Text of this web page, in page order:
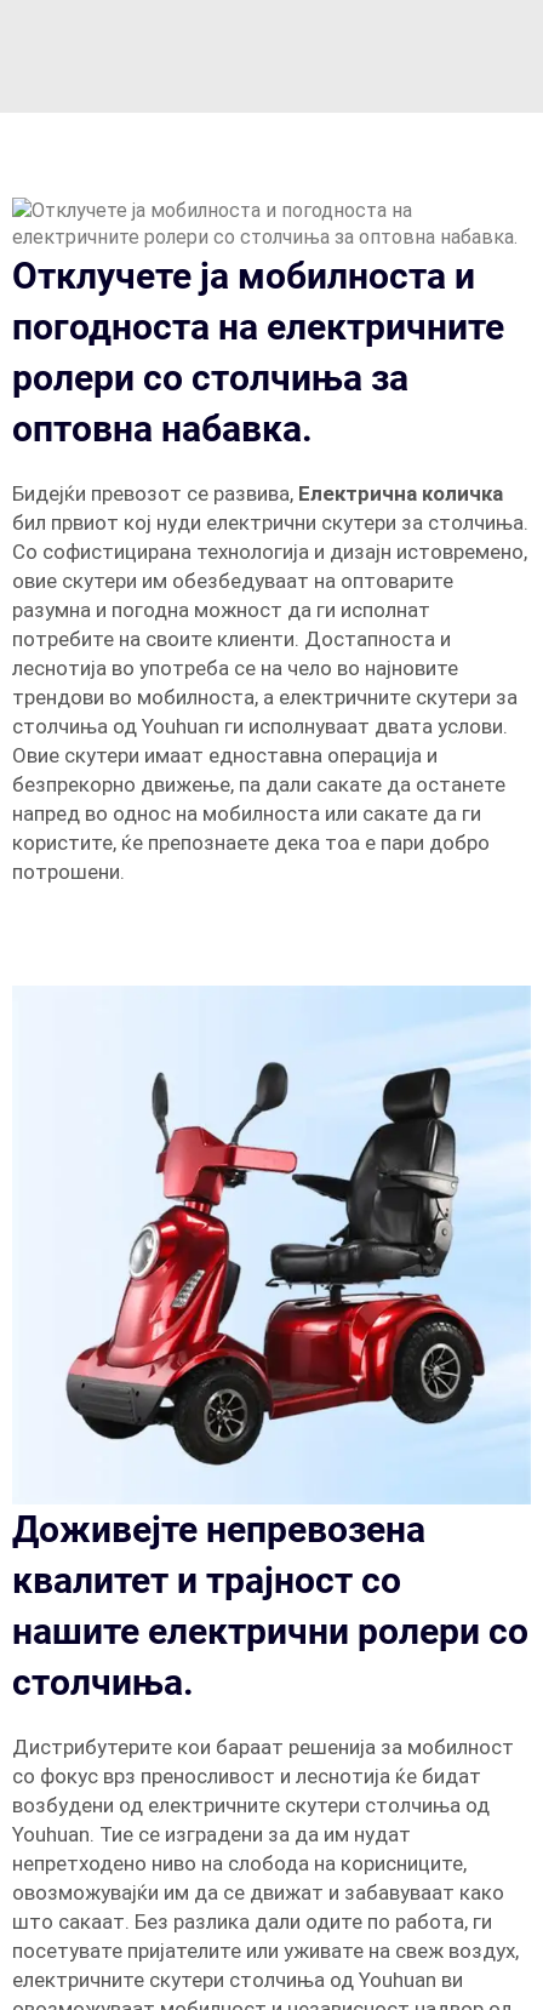
Отклучете ја мобилноста и
погодноста на електричните
ролери со столчиња за
оптовна набавка.
Бидејќи превозот се развива, Електрична количка
бил првиот кој нуди електрични скутери за столчиња.
Со софистицирана технологија и дизајн истовремено,
овие скутери им обезбедуваат на оптоварите
разумна и погодна можност да ги исполнат
потребите на своите клиенти. Достапноста и
леснотија во употреба се на чело во најновите
трендови во мобилноста, а електричните скутери за
столчиња од Youhuan ги исполнуваат двата услови.
Овие скутери имаат едноставна операција и
безпрекорно движење, па дали сакате да останете
напред во однос на мобилноста или сакате да ги
користите, ќе препознаете дека тоа е пари добро
потрошени.
Доживејте непревозена
квалитет и трајност со
нашите електрични ролери со
столчиња.
Дистрибутерите кои бараат решенија за мобилност
со фокус врз преносливост и леснотија ќе бидат
возбудени од електричните скутери столчиња од
Youhuan. Тие се изградени за да им нудат
непретходено ниво на слобода на корисниците,
овозможувајќи им да се движат и забавуваат како
што сакаат. Без разлика дали одите по работа, ги
посетувате пријателите или уживате на свеж воздух,
електричните скутери столчиња од Youhuan ви